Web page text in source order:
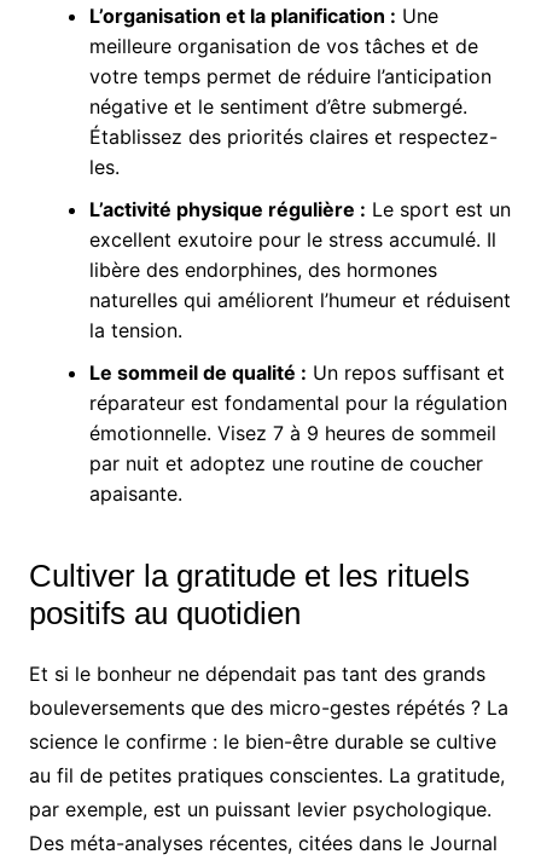
L’organisation et la planification : Une
meilleure organisation de vos tâches et de
votre temps permet de réduire l’anticipation
négative et le sentiment d’être submergé.
Établissez des priorités claires et respectez-
les.
L’activité physique régulière : Le sport est un
excellent exutoire pour le stress accumulé. Il
libère des endorphines, des hormones
naturelles qui améliorent l’humeur et réduisent
la tension.
Le sommeil de qualité : Un repos suffisant et
réparateur est fondamental pour la régulation
émotionnelle. Visez 7 à 9 heures de sommeil
par nuit et adoptez une routine de coucher
apaisante.
Cultiver la gratitude et les rituels
positifs au quotidien
Et si le bonheur ne dépendait pas tant des grands
bouleversements que des micro-gestes répétés ? La
science le confirme : le bien-être durable se cultive
au fil de petites pratiques conscientes. La gratitude,
par exemple, est un puissant levier psychologique.
Des méta-analyses récentes, citées dans le Journal